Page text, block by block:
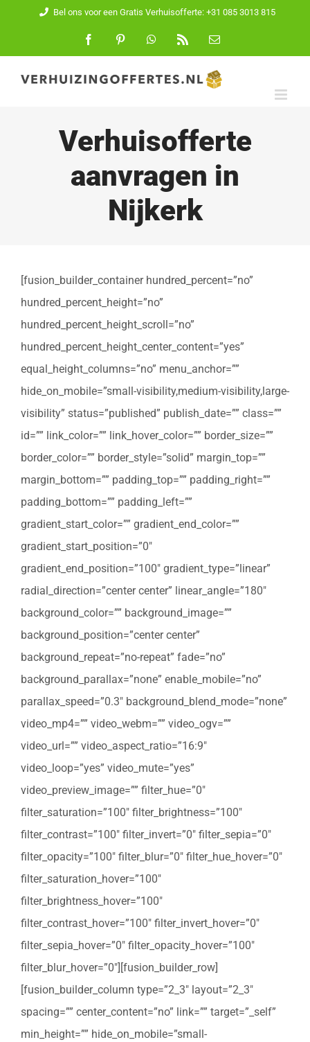
inhoud
Bel ons voor een Gratis Verhuisofferte: +31 085 3013 815
FacebookPinterest WhatsApp
E-
Verhuisofferte
aanvragen in
Nijkerk
[fusion_builder_container hundred_percent=”no”
hundred_percent_height=”no”
hundred_percent_height_scroll=”no”
hundred_percent_height_center_content=”yes”
equal_height_columns=”no” menu_anchor=””
hide_on_mobile=”small-visibility,medium-visibility,large-
visibility” status=”published” publish_date=”” class=””
id=”” link_color=”” link_hover_color=”” border_size=””
border_color=”” border_style=”solid” margin_top=””
margin_bottom=”” padding_top=”” padding_right=””
padding_bottom=”” padding_left=””
gradient_start_color=”” gradient_end_color=””
gradient_start_position=”0″
gradient_end_position=”100″ gradient_type=”linear”
radial_direction=”center center” linear_angle=”180″
background_color=”” background_image=””
background_position=”center center”
background_repeat=”no-repeat” fade=”no”
background_parallax=”none” enable_mobile=”no”
parallax_speed=”0.3″ background_blend_mode=”none”
video_mp4=”” video_webm=”” video_ogv=””
video_url=”” video_aspect_ratio=”16:9″
video_loop=”yes” video_mute=”yes”
video_preview_image=”” filter_hue=”0″
filter_saturation=”100″ filter_brightness=”100″
filter_contrast=”100″ filter_invert=”0″ filter_sepia=”0″
filter_opacity=”100″ filter_blur=”0″ filter_hue_hover=”0″
filter_saturation_hover=”100″
filter_brightness_hover=”100″
filter_contrast_hover=”100″ filter_invert_hover=”0″
filter_sepia_hover=”0″ filter_opacity_hover=”100″
filter_blur_hover=”0″][fusion_builder_row]
[fusion_builder_column type=”2_3″ layout=”2_3″
spacing=”” center_content=”no” link=”” target=”_self”
min_height=”” hide_on_mobile=”small-